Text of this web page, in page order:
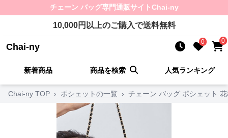
チェーン バッグ専門通販サイトChai-ny
10,000円以上のご購入で送料無料
Chai-ny 0 0
新着商品 商品を検索 人気ランキング
Chai-ny TOP › ポシェットの一覧 › チェーン バッグ ポシェット